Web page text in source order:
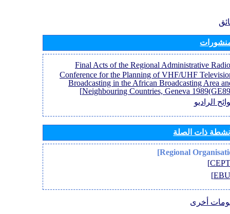
[Final Acts of the Regional Administrative Radio
Conference for the Planning of VHF/UHF
Broadcasting in the African Broadcasting Area
Neighbouring Countries, Geneva
الراديو
ذات الصلة
أخرى